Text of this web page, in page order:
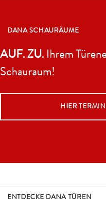
ENTDECKE DANA TÜREN
DANA SCHAURÄUME
AUF. ZU. Ihrem
Schauraum!
HIER